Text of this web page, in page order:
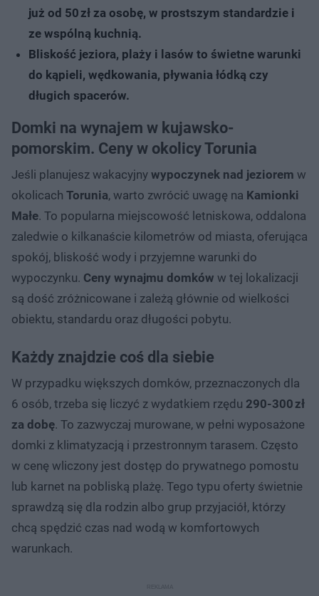
już od 50 zł za osobę, w prostszym standardzie i
ze wspólną kuchnią.
Bliskość jeziora, plaży i lasów to świetne warunki
do kąpieli, wędkowania, pływania łódką czy
długich spacerów.
Domki na wynajem w kujawsko-
pomorskim. Ceny w okolicy Torunia
Jeśli planujesz wakacyjny wypoczynek nad jeziorem w
okolicach Torunia, warto zwrócić uwagę na Kamionki
Małe. To popularna miejscowość letniskowa, oddalona
zaledwie o kilkanaście kilometrów od miasta, oferująca
spokój, bliskość wody i przyjemne warunki do
wypoczynku. Ceny wynajmu domków w tej lokalizacji
są dość zróżnicowane i zależą głównie od wielkości
obiektu, standardu oraz długości pobytu.
Każdy znajdzie coś dla siebie
W przypadku większych domków, przeznaczonych dla
6 osób, trzeba się liczyć z wydatkiem rzędu 290-300 zł
za dobę. To zazwyczaj murowane, w pełni wyposażone
domki z klimatyzacją i przestronnym tarasem. Często
w cenę wliczony jest dostęp do prywatnego pomostu
lub karnet na pobliską plażę. Tego typu oferty świetnie
sprawdzą się dla rodzin albo grup przyjaciół, którzy
chcą spędzić czas nad wodą w komfortowych
warunkach.